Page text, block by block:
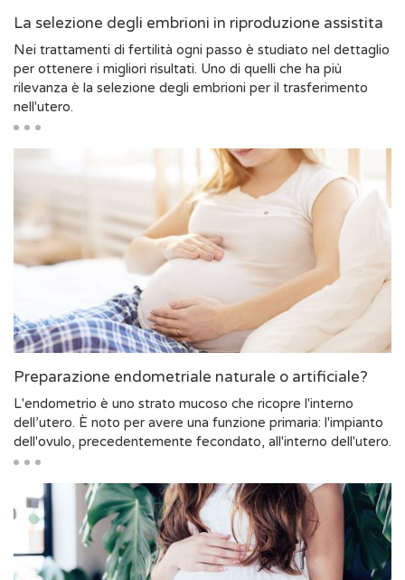
La selezione degli embrioni in riproduzione assistita
Nei trattamenti di fertilità ogni passo è studiato nel dettaglio
per ottenere i migliori risultati. Uno di quelli che ha più
rilevanza è la selezione degli embrioni per il trasferimento
nell'utero.
Preparazione endometriale naturale o artificiale?
L'endometrio è uno strato mucoso che ricopre l'interno
dell’utero. È noto per avere una funzione primaria: l'impianto
dell'ovulo, precedentemente fecondato, all'interno dell'utero.